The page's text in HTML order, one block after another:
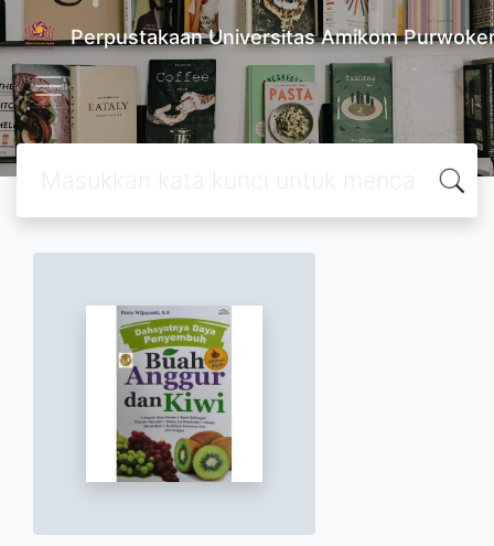
Perpustakaan Universitas Amikom